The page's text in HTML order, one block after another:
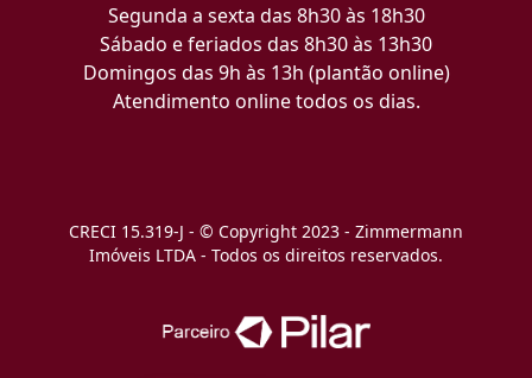
Segunda a sexta das 8h30 às 18h30
Sábado e feriados das 8h30 às 13h30
Domingos das 9h às 13h (plantão online)
Atendimento online todos os dias.
CRECI 15.319-J - © Copyright 2023 - Zimmermann
Imóveis LTDA - Todos os direitos reservados.